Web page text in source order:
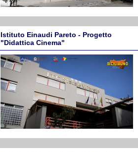
Istituto Einaudi Pareto - Progetto
"Didattica Cinema"